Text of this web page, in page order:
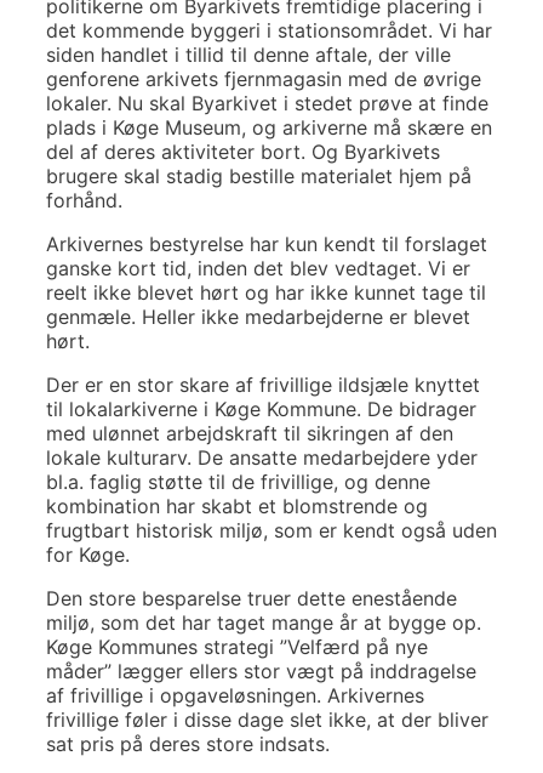
politikerne om Byarkivets fremtidige placering i
det kommende byggeri i stationsområdet. Vi har
siden handlet i tillid til denne aftale, der ville
genforene arkivets fjernmagasin med de øvrige
lokaler. Nu skal Byarkivet i stedet prøve at finde
plads i Køge Museum, og arkiverne må skære en
del af deres aktiviteter bort. Og Byarkivets
brugere skal stadig bestille materialet hjem på
forhånd.
Arkivernes bestyrelse har kun kendt til forslaget
ganske kort tid, inden det blev vedtaget. Vi er
reelt ikke blevet hørt og har ikke kunnet tage til
genmæle. Heller ikke medarbejderne er blevet
hørt.
Der er en stor skare af frivillige ildsjæle knyttet
til lokalarkiverne i Køge Kommune. De bidrager
med ulønnet arbejdskraft til sikringen af den
lokale kulturarv. De ansatte medarbejdere yder
bl.a. faglig støtte til de frivillige, og denne
kombination har skabt et blomstrende og
frugtbart historisk miljø, som er kendt også uden
for Køge.
Den store besparelse truer dette enestående
miljø, som det har taget mange år at bygge op.
Køge Kommunes strategi ”Velfærd på nye
måder” lægger ellers stor vægt på inddragelse
af frivillige i opgaveløsningen. Arkivernes
frivillige føler i disse dage slet ikke, at der bliver
sat pris på deres store indsats.